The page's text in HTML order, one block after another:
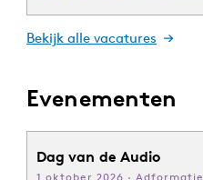
Bekijk alle vacatures
Evenementen
Dag van de Audio
1 oktober 2026 · Adformatie